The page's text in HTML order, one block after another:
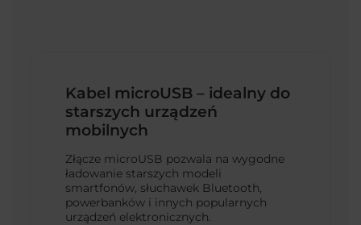
Kabel microUSB – idealny do
starszych urządzeń
mobilnych
Złącze microUSB pozwala na wygodne
ładowanie starszych modeli
smartfonów, słuchawek Bluetooth,
powerbanków i innych popularnych
urządzeń elektronicznych.